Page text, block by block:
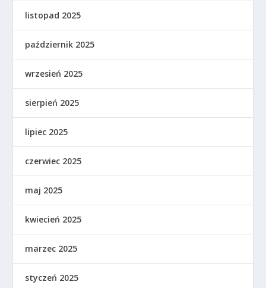
listopad 2025
październik 2025
wrzesień 2025
sierpień 2025
lipiec 2025
czerwiec 2025
maj 2025
kwiecień 2025
marzec 2025
styczeń 2025